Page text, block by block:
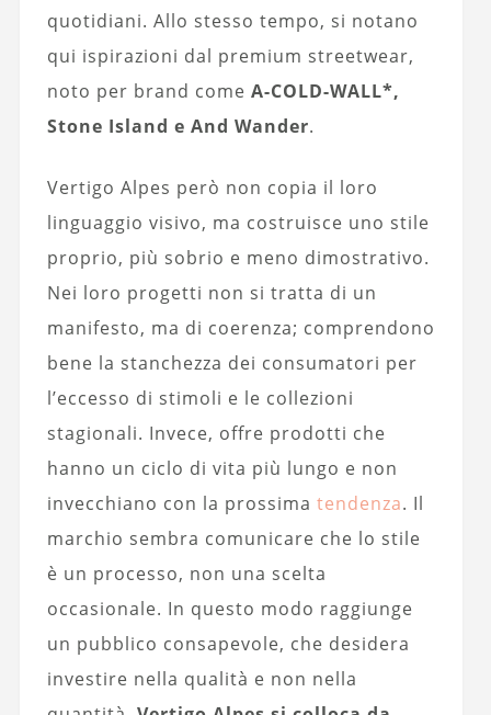
quotidiani. Allo stesso tempo, si notano
qui ispirazioni dal premium streetwear,
noto per brand come A-COLD-WALL*,
Stone Island e And Wander.
Vertigo Alpes però non copia il loro
linguaggio visivo, ma costruisce uno stile
proprio, più sobrio e meno dimostrativo.
Nei loro progetti non si tratta di un
manifesto, ma di coerenza; comprendono
bene la stanchezza dei consumatori per
l’eccesso di stimoli e le collezioni
stagionali. Invece, offre prodotti che
hanno un ciclo di vita più lungo e non
invecchiano con la prossima tendenza. Il
marchio sembra comunicare che lo stile
è un processo, non una scelta
occasionale. In questo modo raggiunge
un pubblico consapevole, che desidera
investire nella qualità e non nella